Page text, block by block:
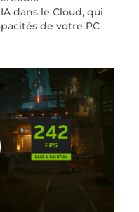
dans le Cloud, qui
de votre PC